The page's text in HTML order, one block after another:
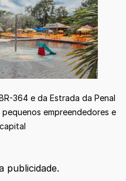
364 e da Estrada da Penal
empreendedores e
publicidade.